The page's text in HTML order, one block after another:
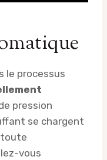
le processus
pression
se chargent
vous